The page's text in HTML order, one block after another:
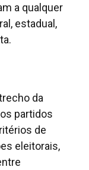
a qualquer
estadual,
da
partidos
de
eleitorais,